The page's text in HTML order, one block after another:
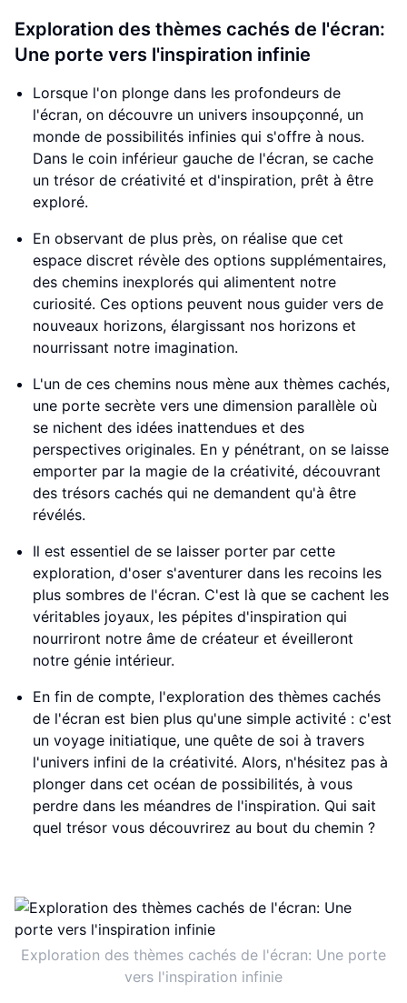
Exploration des thèmes cachés de l'écran:
Une porte vers l'inspiration infinie
Lorsque l'on plonge dans les profondeurs de
l'écran, on découvre un univers insoupçonné, un
monde de possibilités infinies qui s'offre à nous.
Dans le coin inférieur gauche de l'écran, se cache
un trésor de créativité et d'inspiration, prêt à être
exploré.
En observant de plus près, on réalise que cet
espace discret révèle des options supplémentaires,
des chemins inexplorés qui alimentent notre
curiosité. Ces options peuvent nous guider vers de
nouveaux horizons, élargissant nos horizons et
nourrissant notre imagination.
L'un de ces chemins nous mène aux thèmes cachés,
une porte secrète vers une dimension parallèle où
se nichent des idées inattendues et des
perspectives originales. En y pénétrant, on se laisse
emporter par la magie de la créativité, découvrant
des trésors cachés qui ne demandent qu'à être
révélés.
Il est essentiel de se laisser porter par cette
exploration, d'oser s'aventurer dans les recoins les
plus sombres de l'écran. C'est là que se cachent les
véritables joyaux, les pépites d'inspiration qui
nourriront notre âme de créateur et éveilleront
notre génie intérieur.
En fin de compte, l'exploration des thèmes cachés
de l'écran est bien plus qu'une simple activité : c'est
un voyage initiatique, une quête de soi à travers
l'univers infini de la créativité. Alors, n'hésitez pas à
plonger dans cet océan de possibilités, à vous
perdre dans les méandres de l'inspiration. Qui sait
quel trésor vous découvrirez au bout du chemin ?
Exploration des thèmes cachés de l'écran: Une porte
vers l'inspiration infinie